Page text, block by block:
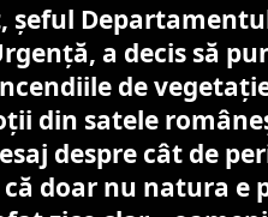
șeful
a decis să
de
din satele
despre cât de
doar nu natura e